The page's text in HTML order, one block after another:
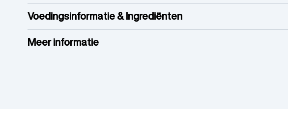
Voedingsinformatie & Ingrediënten
Meer informatie